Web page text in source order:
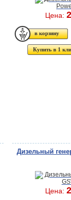
Цена:
Купить в 1
Дизельный
Цена: